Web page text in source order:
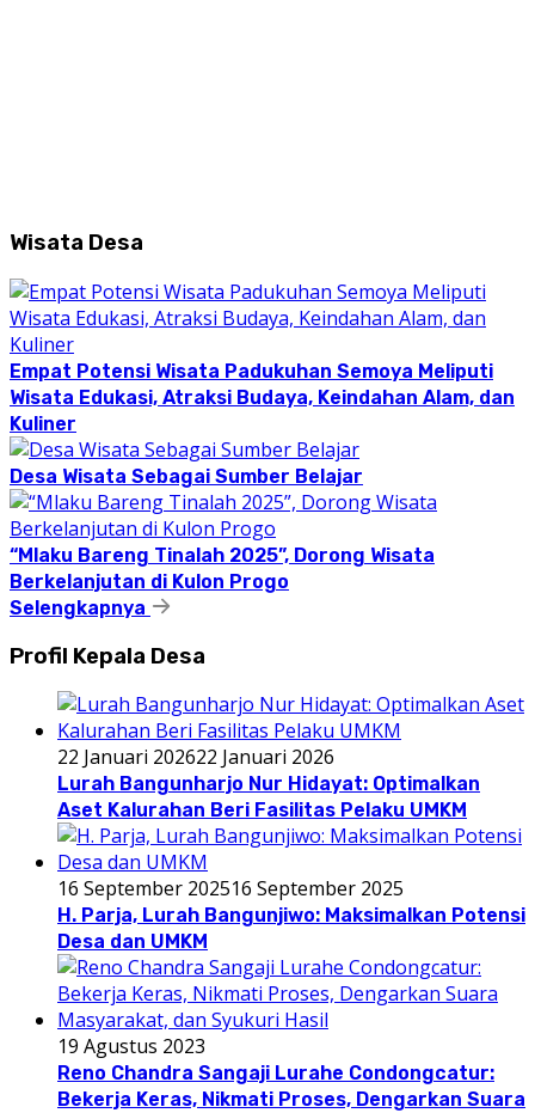
Wisata Desa
Empat Potensi Wisata Padukuhan Semoya Meliputi
Wisata Edukasi, Atraksi Budaya, Keindahan Alam, dan
Kuliner
Desa Wisata Sebagai Sumber Belajar
“Mlaku Bareng Tinalah 2025”, Dorong Wisata
Berkelanjutan di Kulon Progo
Selengkapnya
Profil Kepala Desa
22 Januari 202622 Januari 2026
Lurah Bangunharjo Nur Hidayat: Optimalkan
Aset Kalurahan Beri Fasilitas Pelaku UMKM
16 September 202516 September 2025
H. Parja, Lurah Bangunjiwo: Maksimalkan Potensi
Desa dan UMKM
19 Agustus 2023
Reno Chandra Sangaji Lurahe Condongcatur:
Bekerja Keras, Nikmati Proses, Dengarkan Suara